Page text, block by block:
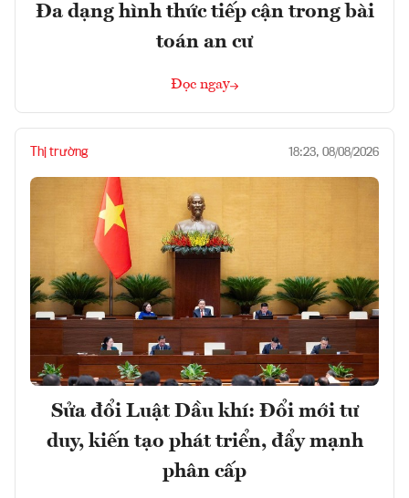
Đa dạng hình thức tiếp cận trong bài
toán an cư
Đọc ngay
Thị trường 18:23, 08/08/2026
Sửa đổi Luật Dầu khí: Đổi mới tư
duy, kiến tạo phát triển, đẩy mạnh
phân cấp